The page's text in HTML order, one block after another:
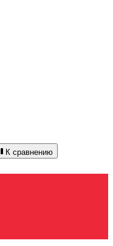
К сравнению